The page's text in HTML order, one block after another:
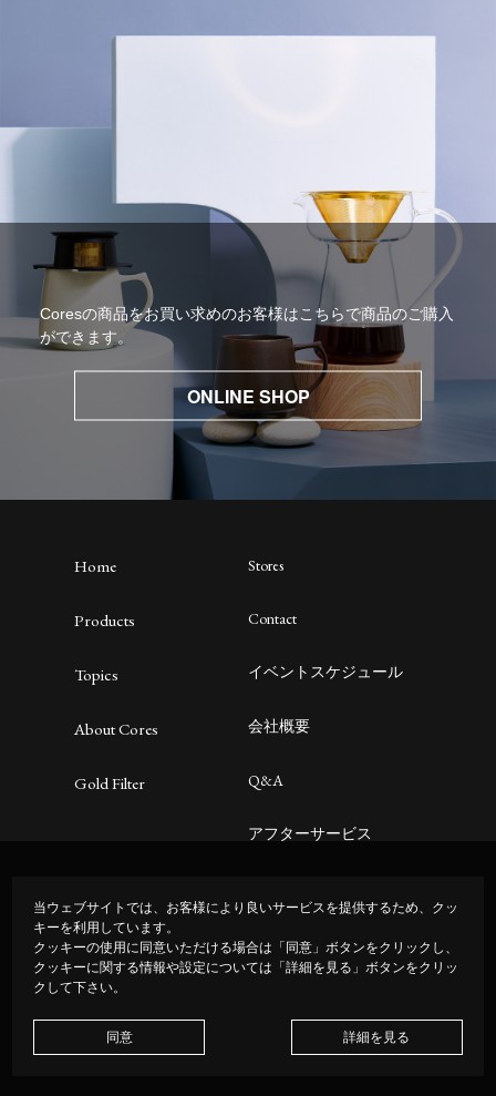
当ウェブサイトでは、お客様により良いサービスを提供するため、クッ
キーを利用しています。
クッキーの使用に同意いただける場合は「同意」ボタンをクリックし、
クッキーに関する情報や設定については「詳細を見る」ボタンをクリッ
クして下さい。
同意 詳細を見る
Coresの商品をお買い求めのお客様はこちらで商品のご購入
ができます。
ONLINE SHOP
Home
Products
Topics
About Cores
Gold Filter
Stores
Contact
イベントスケジュール
会社概要
Q&A
アフターサービス